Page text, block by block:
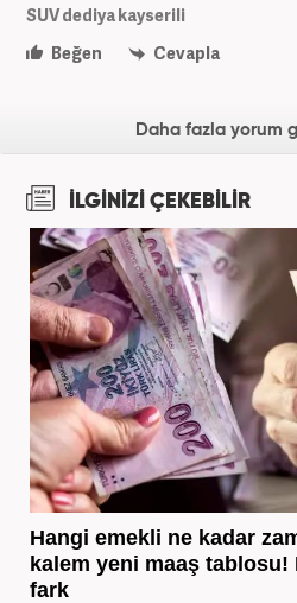
SUV dediya kayserili
Beğen
Cevapla
Daha fazla yorum
İLGİNİZİ ÇEKEBİLİR
Hangi emekli ne kadar
kalem yeni maaş tablosu!
fark